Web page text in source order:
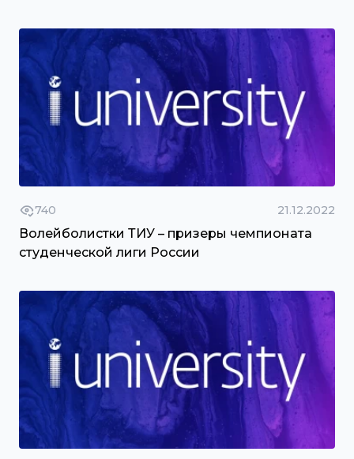
740 21.12.2022
Волейболистки ТИУ – призеры чемпионата
студенческой лиги России